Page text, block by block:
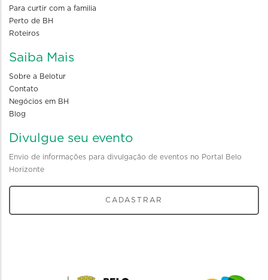
Para curtir com a familia
Perto de BH
Roteiros
Saiba Mais
Sobre a Belotur
Contato
Negócios em BH
Blog
Divulgue seu evento
Envio de informações para divulgação de eventos no Portal Belo
Horizonte
CADASTRAR